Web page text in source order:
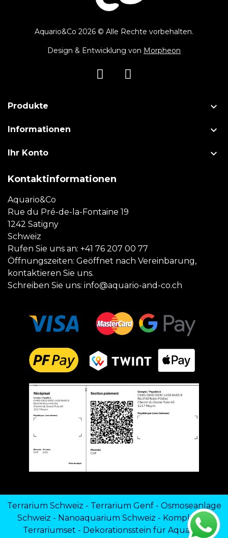
Aquario&Co 2026 © Alle Rechte vorbehalten.
Design & Entwicklung von Morpheon
Produkte 
Informationen 
Ihr Konto 
Kontaktinformationen
Aquario&Co
Rue du Pré-de-la-Fontaine 19
1242 Satigny
Schweiz
Rufen Sie uns an: +41 76 207 00 77
Öffnungszeiten: Geöffnet nach Vereinbarung,
kontaktieren Sie uns.
Schreiben Sie uns: info@aquario-and-co.ch
Terrarium Schweiz - Terrarium Genf- Osmoseanlage
Schweiz - Nanoaquarium Schweiz - Komplettes
Terrariumset - Dekorationsstein für Aquarien